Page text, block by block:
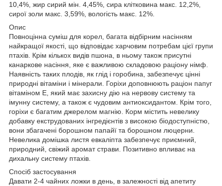
10,4%, жир сирий мін. 4,45%, сира клітковина макс. 12,2%,
сирої золи макс. 3,59%, вологість макс. 12%.
Опис
Повноцінна суміш для корел, багата відбірним насінням
найкращої якості, що відповідає харчовим потребам цієї групи
птахів. Крім кількох видів пшона, в ньому також присутні
канаркове насіння, яке є важливою складовою раціону німф.
Наявність таких плодів, як глід і горобина, забезпечує цінні
природні вітаміни і мінерали. Горіхи доповнюють раціон папуг
вітаміном Е, який має захисну дію на нервову систему та
імунну систему, а також є чудовим антиоксидантом. Крім того,
горіхи є багатим джерелом магнію. Корм містить невелику
добавку екструдованих інгредієнтів з високою біодоступністю,
вони збагачені борошном папайї та борошном люцерни.
Невелика домішка листя евкаліпта забезпечує приємний,
природний, свіжий аромат страви. Позитивно впливає на
дихальну систему птахів.
Спосіб застосування
Давати 2-4 чайних ложки в день, в залежності від апетиту